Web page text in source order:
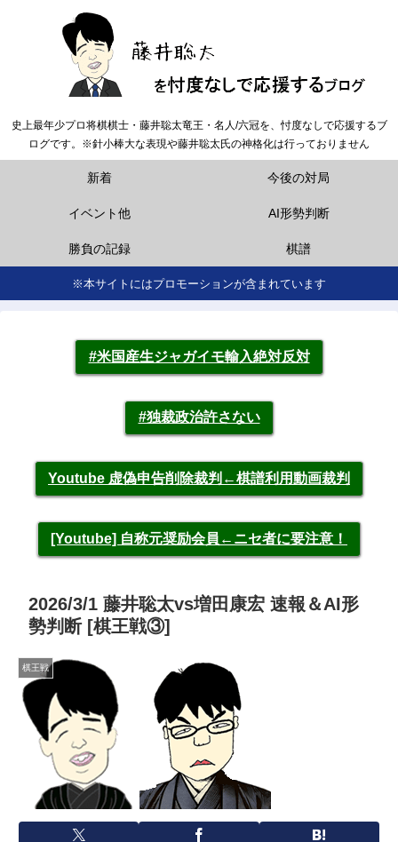
史上最年少プロ将棋棋士・藤井聡太竜王・名人/六冠を、忖度なしで応援するブ
ログです。※針小棒大な表現や藤井聡太氏の神格化は行っておりません
新着 今後の対局
イベント他 AI形勢判断
勝負の記録 棋譜
※本サイトにはプロモーションが含まれています
#米国産生ジャガイモ輸入絶対反対
#独裁政治許さない
Youtube 虚偽申告削除裁判←棋譜利用動画裁判
[Youtube] 自称元奨励会員←ニセ者に要注意！
2026/3/1 藤井聡太vs増田康宏 速報＆AI形
勢判断 [棋王戦③]
棋王戦